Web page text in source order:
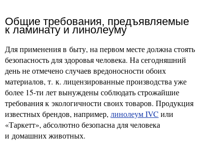
Общие требования, предъявляемые
к ламинату и линолеуму
Для применения в быту, на первом месте должна стоять
безопасность для здоровья человека. На сегодняшний
день не отмечено случаев вредоносности обоих
материалов, т. к. лицензированные производства уже
более 15-ти лет вынуждены соблюдать строжайшие
требования к экологичности своих товаров. Продукция
известных брендов, например, линолеум IVC или
«Таркетт», абсолютно безопасна для человека
и домашних животных.